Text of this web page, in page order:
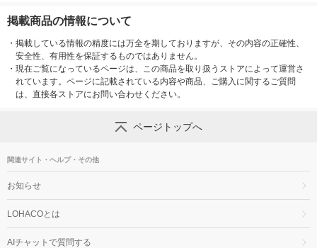
掲載商品の情報について
・ 掲載している情報の精度には万全を期しておりますが、その内容の正確性、
安全性、有用性を保証するものではありません。
・ 現在ご覧になっているページは、この商品を取り扱うストアによって運営さ
れています。ページに記載されている内容や商品、ご購入に関するご質問
は、直接各ストアにお問い合わせください。
ページトップへ
関連サイト・ヘルプ・その他
お知らせ
LOHACOとは
AIチャットで質問する